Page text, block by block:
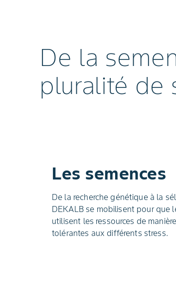
De la
pluralité de
Les semences
De la recherche génétique à la
DEKALB se mobilisent pour que
utilisent les ressources de
tolérantes aux différents stress.